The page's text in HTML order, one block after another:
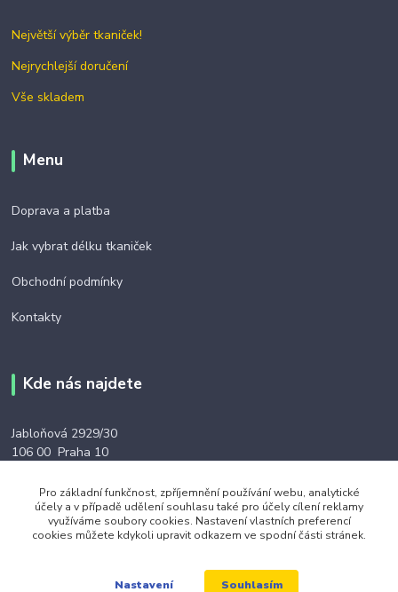
Největší výběr tkaniček!
Nejrychlejší doručení
Vše skladem
Menu
Doprava a platba
Jak vybrat délku tkaniček
Obchodní podmínky
Kontakty
Kde nás najdete
Jabloňová 2929/30
106 00 Praha 10
(na této adrese není prodejna ani výdejní místo)
Pro základní funkčnost, zpříjemnění používání webu, analytické
účely a v případě udělení souhlasu také pro účely cílení reklamy
využíváme soubory cookies. Nastavení vlastních preferencí
cookies můžete kdykoli upravit odkazem ve spodní části stránek.
Nastavení Souhlasím